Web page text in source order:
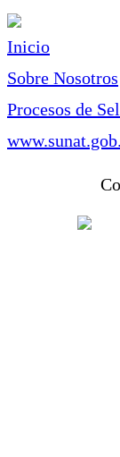
Inicio
Sobre Nosotros
Procesos de